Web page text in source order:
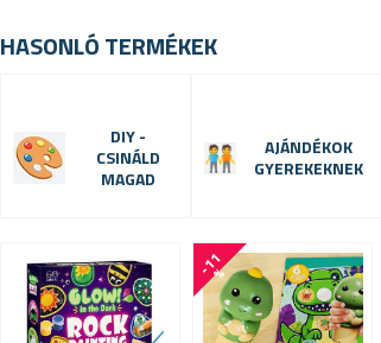
HASONLÓ TERMÉKEK
DIY -
CSINÁLD
MAGAD
AJÁNDÉKOK
GYEREKEKNEK
-
1
1
%